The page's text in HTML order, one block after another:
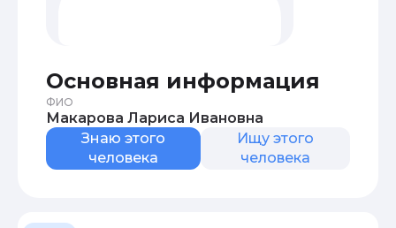
Основная информация
ФИО
Макарова Лариса Ивановна
Знаю этого
человека
Ищу этого
человека